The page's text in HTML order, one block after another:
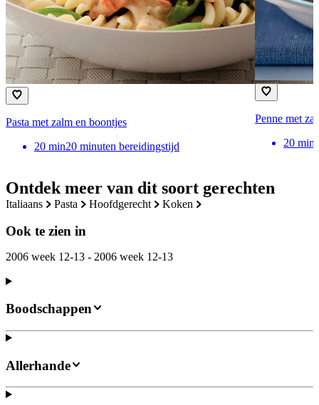
Ontdek meer van dit soort gerechten
italiaans pasta hoofdgerecht koken
Ook te zien in
2006 week 12-13 - 2006 week 12-13
Pasta met zalm en boontjes
20 min20 minuten bereidingstijd
Penne met
20 min
Boodschappen
Allerhande